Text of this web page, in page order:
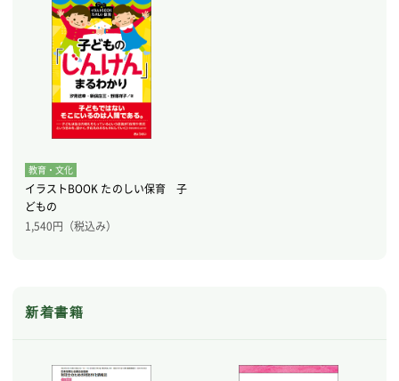
教育・文化
イラストBOOK たのしい保育 子
どもの
1,540円（税込み）
新着書籍